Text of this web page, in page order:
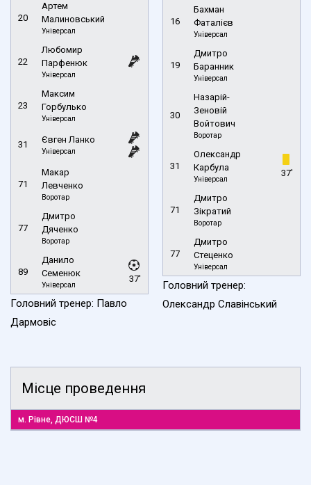
20
Артем
Малиновський
Універсал
22
Любомир
Парфенюк
Універсал
23
Максим
Горбулько
Універсал
31 Євген Ланко
Універсал
71
Макар
Левченко
Воротар
77
Дмитро
Дяченко
Воротар
89
Данило
Семенюк
Універсал
37'
Головний тренер: Павло
Дармовіс
16
Бахман
Фаталієв
Універсал
19
Дмитро
Баранник
Універсал
30
Назарій-
Зеновій
Войтович
Воротар
31
Олександр
Карбула
Універсал
37'
71
Дмитро
Зікратий
Воротар
77
Дмитро
Стеценко
Універсал
Головний тренер:
Олександр Славінський
Місце проведення
м. Рівне, ДЮСШ №4